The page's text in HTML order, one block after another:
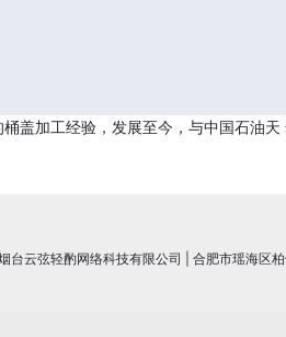
盖加工经验，发展至今，与中国石油
台云弦轻酌网络科技有限公司 合肥市瑶海区